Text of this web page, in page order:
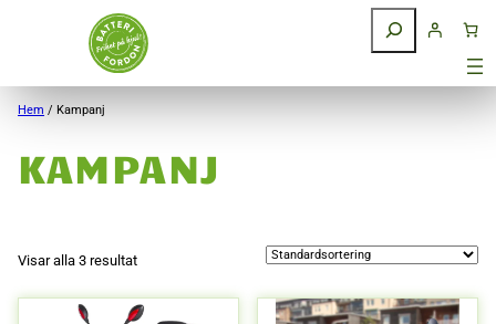
Hem / Kampanj
KAMPANJ
Visar alla 3 resultat